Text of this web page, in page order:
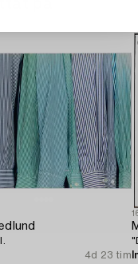
4d 23 tim